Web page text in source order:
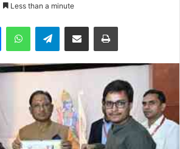
Less than a minute
MessengerWhatsAppTelegramShare via Email Print